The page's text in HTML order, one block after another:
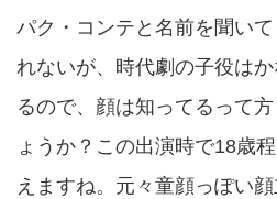
パク・コンテと名前を聞い
れないが、時代劇の子役は
るので、顔は知ってるって
ょうか？この出演時で18歳
えますね。元々童顔っぽい